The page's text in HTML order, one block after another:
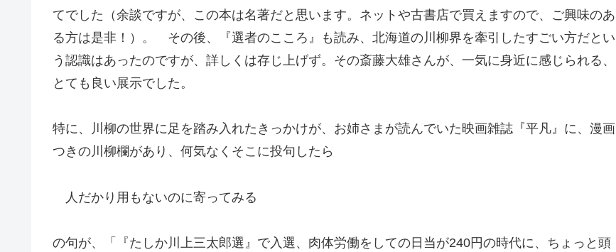
てでした（余談ですが、この本は名著だと思います。ネットや古書店で買えますので、ご興味のあ
る方は是非！）。 その後、『選者のこころ』も読み、北海道の川柳界を牽引したすごい方だとい
う認識はあったのですが、詳しくは存じ上げず。その斎藤大雄さんが、一気に身近に感じられる、
とても良い展示でした。
特に、川柳の世界に足を踏み入れたきっかけが、お姉さまが読んでいた映画雑誌『平凡』に、漫画
つきの川柳欄があり、何気なくそこに投句したら
人だかり用もないのに寄ってみる
の句が、「『たしか川上三太郎選』で入選、肉体労働をしての日当が240円の時代に、ちょっと頭